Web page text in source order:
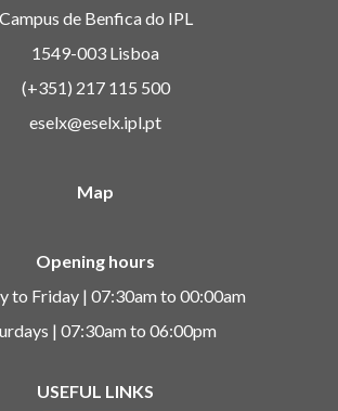
Campus de Benfica do IPL
1549-003 Lisboa
(+351) 217 115 500
eselx@eselx.ipl.pt
Map
Opening hours
to Friday | 07:30am to 00:00am
| 07:30am to 06:00pm
USEFUL LINKS